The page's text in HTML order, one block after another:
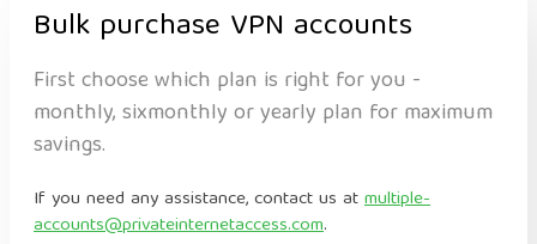
Bulk purchase VPN accounts
First choose which plan is right for you -
monthly, sixmonthly or yearly plan for maximum
savings.
If you need any assistance, contact us atmultiple-
accounts@privateinternetaccess.com.